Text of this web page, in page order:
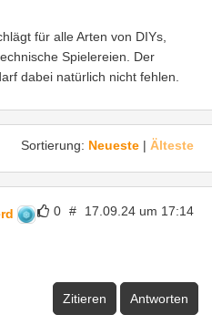
für alle Arten von DIYs,
Spielereien. Der
dabei natürlich nicht fehlen.
Sortierung: Neueste | Älteste
0 # 17.09.24 um 17:14
Zitieren Antworten